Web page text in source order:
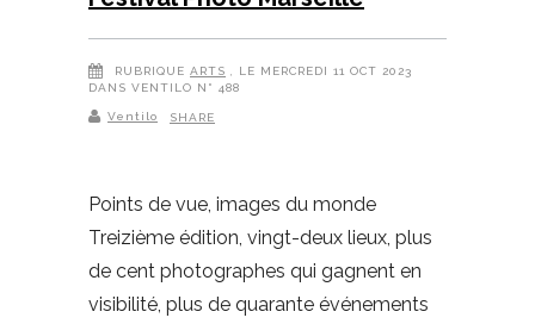
RUBRIQUE ARTS , LE MERCREDI 11 OCT 2023
DANS VENTILO N° 488
Ventilo SHARE
Points de vue, images du monde
Treizième édition, vingt-deux lieux, plus
de cent photographes qui gagnent en
visibilité, plus de quarante événements